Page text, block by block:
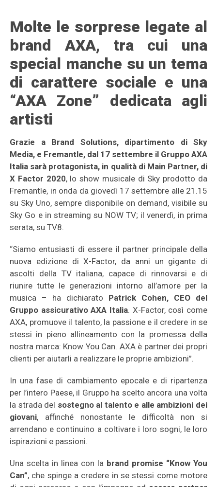
Molte le sorprese legate al
brand AXA, tra cui una
special manche su un tema
di carattere sociale e una
“AXA Zone” dedicata agli
artisti
Grazie a Brand Solutions, dipartimento di Sky
Media, e Fremantle, dal 17 settembre il Gruppo AXA
Italia sarà protagonista, in qualità di Main Partner, di
X Factor 2020, lo show musicale di Sky prodotto da
Fremantle, in onda da giovedì 17 settembre alle 21.15
su Sky Uno, sempre disponibile on demand, visibile su
Sky Go e in streaming su NOW TV; il venerdì, in prima
serata, su TV8.
“Siamo entusiasti di essere il partner principale della
nuova edizione di X-Factor, da anni un gigante di
ascolti della TV italiana, capace di rinnovarsi e di
riunire tutte le generazioni intorno all’amore per la
musica – ha dichiarato Patrick Cohen, CEO del
Gruppo assicurativo AXA Italia. X-Factor, così come
AXA, promuove il talento, la passione e il credere in se
stessi in pieno allineamento con la promessa della
nostra marca: Know You Can. AXA è partner dei propri
clienti per aiutarli a realizzare le proprie ambizioni”.
In una fase di cambiamento epocale e di ripartenza
per l’intero Paese, il Gruppo ha scelto ancora una volta
la strada del sostegno al talento e alle ambizioni dei
giovani, affinché nonostante le difficoltà non si
arrendano e continuino a coltivare i loro sogni, le loro
ispirazioni e passioni.
Una scelta in linea con la brand promise “Know You
Can”, che spinge a credere in se stessi come motore